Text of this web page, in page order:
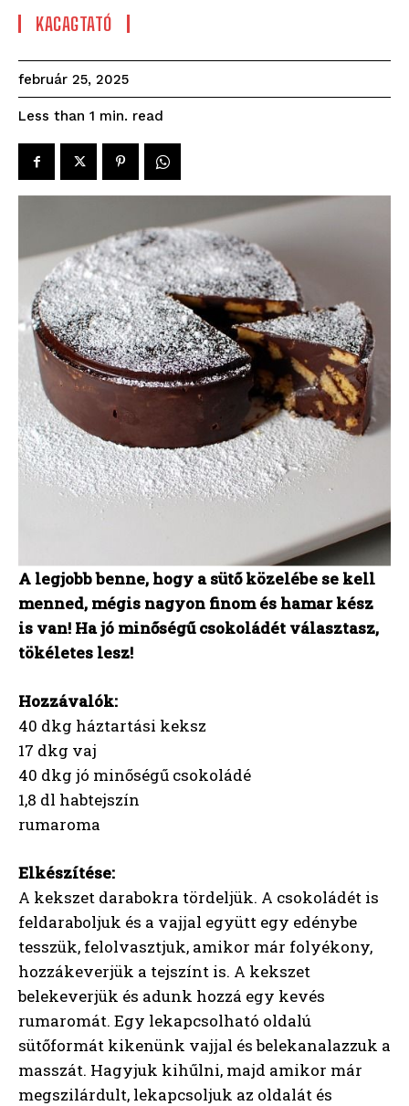
KACAGTATÓ
február 25, 2025
Less than 1 min. read
A legjobb benne, hogy a sütő közelébe se kell
menned, mégis nagyon finom és hamar kész
is van! Ha jó minőségű csokoládét választasz,
tökéletes lesz!
Hozzávalók:
40 dkg háztartási keksz
17 dkg vaj
40 dkg jó minőségű csokoládé
1,8 dl habtejszín
rumaroma
Elkészítése:
A kekszet darabokra tördeljük. A csokoládét is
feldaraboljuk és a vajjal együtt egy edénybe
tesszük, felolvasztjuk, amikor már folyékony,
hozzákeverjük a tejszínt is. A kekszet
belekeverjük és adunk hozzá egy kevés
rumaromát. Egy lekapcsolható oldalú
sütőformát kikenünk vajjal és belekanalazzuk a
masszát. Hagyjuk kihűlni, majd amikor már
megszilárdult, lekapcsoljuk az oldalát és